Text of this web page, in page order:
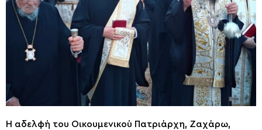
Η αδελφή του Οικουμενικού Πατριάρχη, Ζαχάρω,